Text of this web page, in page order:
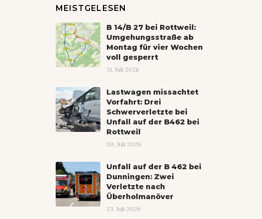
MEISTGELESEN
B 14/B 27 bei Rottweil:
Umgehungsstraße ab
Montag für vier Wochen
voll gesperrt
31. Juli 2026
Lastwagen missachtet
Vorfahrt: Drei
Schwerverletzte bei
Unfall auf der B462 bei
Rottweil
30. Juli 2026
Unfall auf der B 462 bei
Dunningen: Zwei
Verletzte nach
Überholmanöver
23. Juli 2026